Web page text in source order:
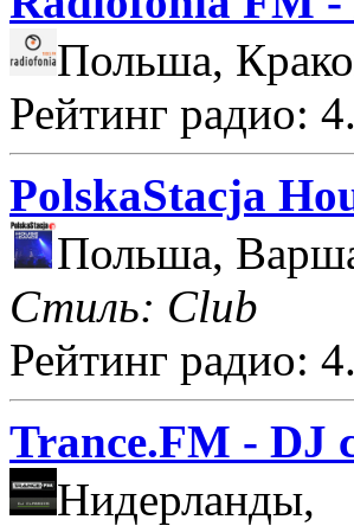
Польша,
Рейтинг радио:
PolskaStacja
Польша,
Стиль: Club
Рейтинг радио:
Trance.FM - DJ
Нидерланды,